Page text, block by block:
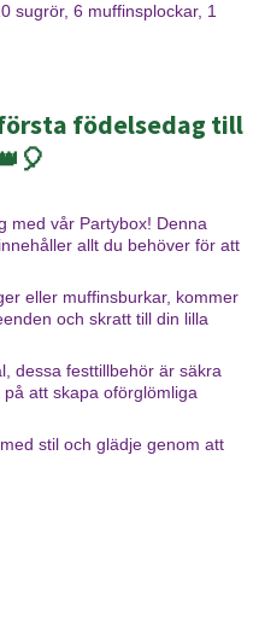
sugrör, 6 muffinsplockar, 1
födelsedag till
med vår Partybox! Denna
allt du behöver för att
eller muffinsburkar, kommer
och skratt till din lilla
dessa festtillbehör är säkra
att skapa oförglömliga
stil och glädje genom att